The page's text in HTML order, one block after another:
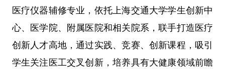
医疗仪器辅修专业，依托上海交通大学学生创新中
心、医学院、附属医院和相关院系，联手打造医疗
创新人才高地，通过实践、竞赛、创新课程，吸引
学生关注医工交叉创新，培养具有大健康领域前瞻